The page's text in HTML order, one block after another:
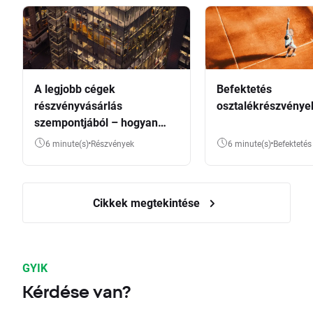
A legjobb cégek
részvényvásárlás
szempontjából – hogyan
válasszunk?
6 minute(s) Részvények
Befektetés
6 minute(s) Befektetés
Cikkek megtekintése
GYIK
Kérdése van?